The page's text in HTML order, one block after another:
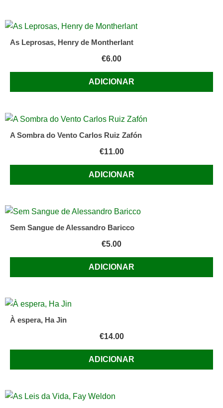
As Leprosas, Henry de Montherlant
€6.00
ADICIONAR
A Sombra do Vento Carlos Ruiz Zafón
€11.00
ADICIONAR
Sem Sangue de Alessandro Baricco
€5.00
ADICIONAR
À espera, Ha Jin
€14.00
ADICIONAR